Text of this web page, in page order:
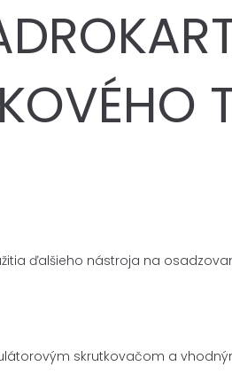
ďalšieho nástroja na
skrutkovačom a